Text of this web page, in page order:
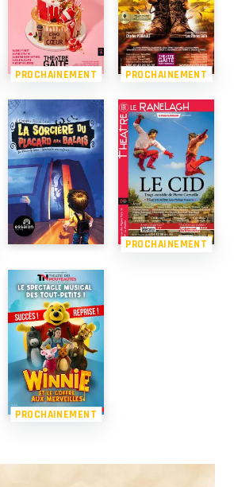
PROCHAINEMENT PROCHAINEMENT
PROCHAINEMENT
PROCHAINEMENT